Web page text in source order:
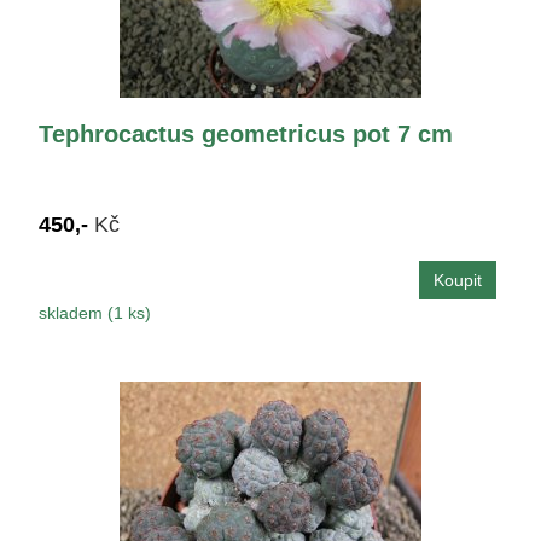
Tephrocactus geometricus pot 7 cm
450,- Kč
skladem (1 ks)